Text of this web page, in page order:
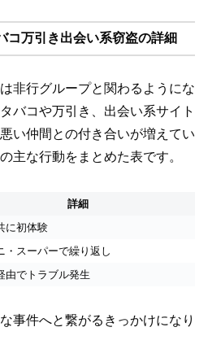
コ万引き出会い系窃盗の詳細
非行グループと関わるようにな
バコや万引き、出会い系サイト
い仲間との付き合いが増えてい
主な行動をまとめた表です。
詳細
に初体験
・スーパーで繰り返し
由でトラブル発生
事件へと繋がるきっかけになり